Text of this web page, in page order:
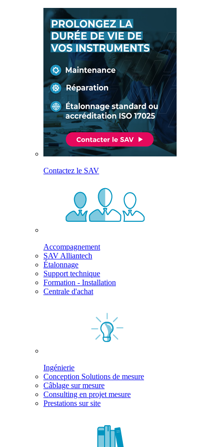
Contactez le SAV
Accompagnement
SAV Alliantech
Étalonnage
Support technique
Formation - Installation
Centrale d'achat
Ingénierie
Conception Solutions de mesure
Câblage sur mesure
Consulting en projet mesure
Prestations sur site